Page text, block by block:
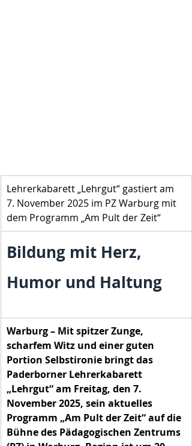
Lehrerkabarett „Lehrgut“ gastiert am
7. November 2025 im PZ Warburg mit
dem Programm „Am Pult der Zeit“
Bildung mit Herz,
Humor und Haltung
Warburg – Mit spitzer Zunge,
scharfem Witz und einer guten
Portion Selbstironie bringt das
Paderborner Lehrerkabarett
„Lehrgut“ am Freitag, den 7.
November 2025, sein aktuelles
Programm „Am Pult der Zeit“ auf die
Bühne des Pädagogischen Zentrums